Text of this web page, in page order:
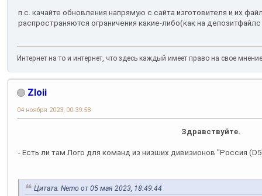
п.с. качайте обновления напрямую с сайта изготовителя и их
распространяются ограничения какие-либо(как на
Интернет на то и интернет, что здесь каждый имеет право на свое
Zloii
04 ноября 2023, 00:39:58
Здравствуйте.
- Есть ли там Лого для команд из низших дивизионов "Россия
Цитата: Nemo от 05 мая 2023, 18:49:44